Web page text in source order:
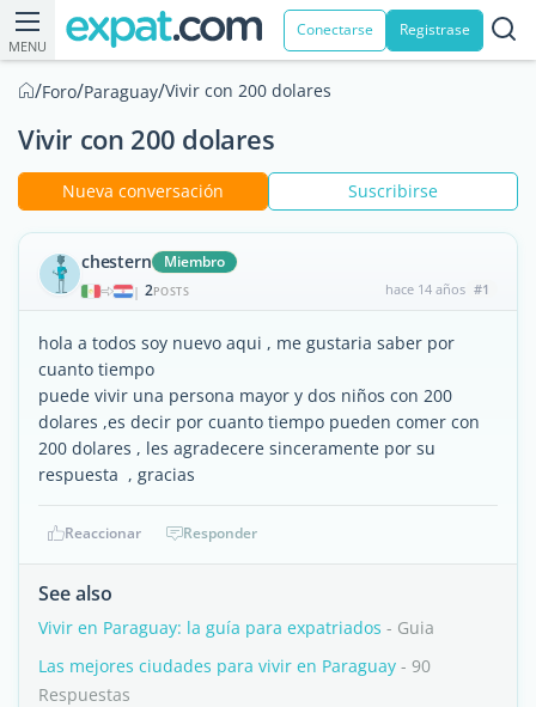
MENU
Conectarse Registrase
/Foro/Paraguay/Vivir con 200 dolares
Vivir con 200 dolares
Nueva conversación Suscribirse
chestern Miembro
| 2POSTS hace 14 años #1
hola a todos soy nuevo aqui , me gustaria saber por
cuanto tiempo
puede vivir una persona mayor y dos niños con 200
dolares ,es decir por cuanto tiempo pueden comer con
200 dolares , les agradecere sinceramente por su
respuesta , gracias
Reaccionar Responder
See also
Vivir en Paraguay: la guía para expatriados - Guia
Las mejores ciudades para vivir en Paraguay - 90
Respuestas